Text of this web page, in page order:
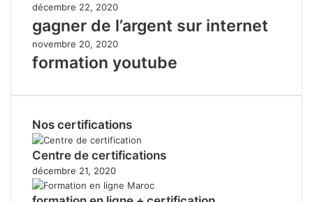
décembre 22, 2020
gagner de l’argent sur internet
novembre 20, 2020
formation youtube
Nos certifications
Centre de certifications
décembre 21, 2020